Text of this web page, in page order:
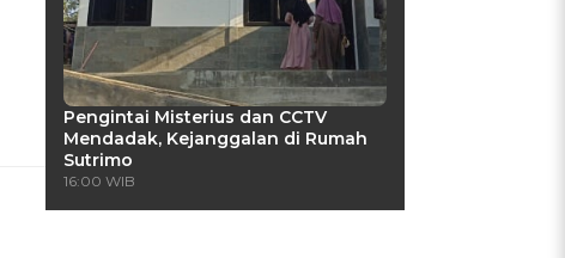
Pengintai Misterius dan CCTV
Mendadak, Kejanggalan di Rumah
Sutrimo
16:00 WIB